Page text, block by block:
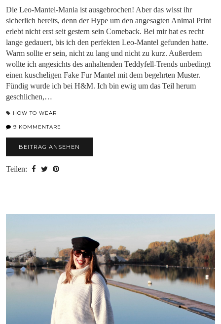
Die Leo-Mantel-Mania ist ausgebrochen! Aber das wisst ihr
sicherlich bereits, denn der Hype um den angesagten Animal Print
erlebt nicht erst seit gestern sein Comeback. Bei mir hat es recht
lange gedauert, bis ich den perfekten Leo-Mantel gefunden hatte.
Warm sollte er sein, nicht zu lang und nicht zu kurz. Außerdem
wollte ich angesichts des anhaltenden Teddyfell-Trends unbedingt
einen kuscheligen Fake Fur Mantel mit dem begehrten Muster.
Fündig wurde ich bei H&M. Ich bin ewig um das Teil herum
geschlichen,…
HOW TO WEAR
9 KOMMENTARE
BEITRAG ANSEHEN
Teilen: